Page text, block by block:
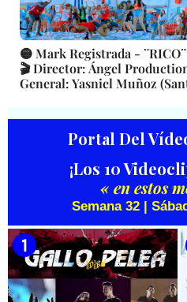
🟡 Mark Registrada -
🎬 Director: Ángel
General: Yasniel Muñoz
Portal Del
¡Los 10
« en estos
Semana 32 |